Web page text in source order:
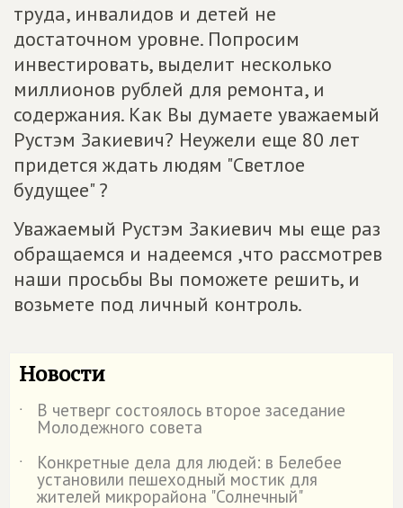
труда, инвалидов и детей не
достаточном уровне. Попросим
инвестировать, выделит несколько
миллионов рублей для ремонта, и
содержания. Как Вы думаете уважаемый
Рустэм Закиевич? Неужели еще 80 лет
придется ждать людям "Светлое
будущее" ?
Уважаемый Рустэм Закиевич мы еще раз
обращаемся и надеемся ,что рассмотрев
наши просьбы Вы поможете решить, и
возьмете под личный контроль.
Новости
˙ В четверг состоялось второе заседание
Молодежного совета
˙
Конкретные дела для людей: в Белебее
установили пешеходный мостик для
жителей микрорайона "Солнечный"